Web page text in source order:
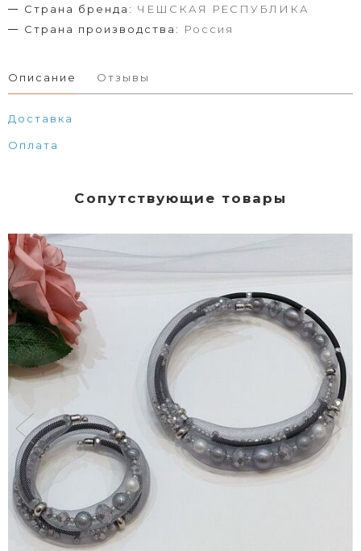
Страна бренда: ЧЕШСКАЯ РЕСПУБЛИКА
Страна производства:
Россия
Описание Отзывы
Доставка
Оплата
Сопутствующие товары